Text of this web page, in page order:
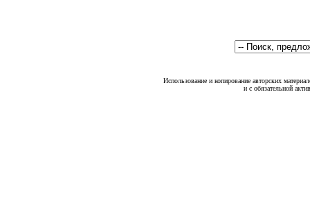
Использование и копирование авторских
и с обязательной